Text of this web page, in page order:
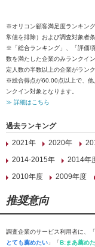
※オリコン顧客満足度ランキン
常値を排除）および調査対象者
※「総合ランキング」、「評価
数を満たした企業のみランクイ
定人数の半数以上の企業がラン
※総合得点が60.00点以上で、他
ンクイン対象となります。
≫ 詳細はこちら
過去ランキング
2021年
2020年
2014-2015年
2014年
2010年度
2009年度
推奨意向
調査企業のサービス利用者に、
とても薦めたい 」「B:まあ薦め